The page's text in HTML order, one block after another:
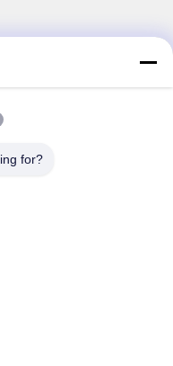
Rabatte und mehr.
for?